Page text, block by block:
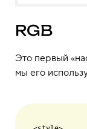
RGB
Это первый
мы его